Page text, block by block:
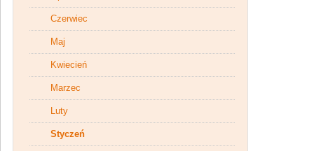
Czerwiec
Maj
Kwiecień
Marzec
Luty
Styczeń